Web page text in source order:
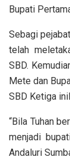
Bupati
Sebagi
telah
SBD.
Mete dan
SBD Ketiga
“Bila Tuhan
menjadi
Andaluri